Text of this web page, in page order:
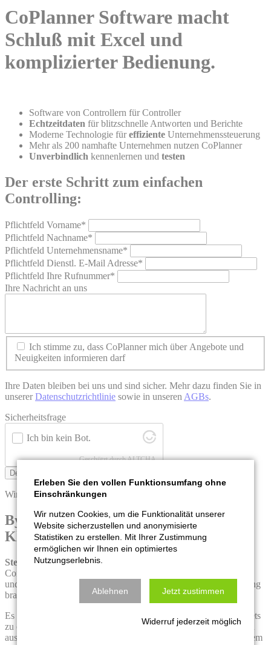
CoPlanner Software macht
Schluß mit Excel und
komplizierter Bedienung.
Software von Controllern für Controller
Echtzeitdaten für blitzschnelle Antworten und Berichte
Moderne Technologie füreffiziente Unternehmenssteuerung
Mehr als 200 namhafte Unternehmen nutzen CoPlanner
Unverbindlich kennenlernen und testen
Der erste Schritt zum einfachen
Controlling:
Pflichtfeld Vorname*
Pflichtfeld Nachname*
Pflichtfeld Unternehmensname*
Pflichtfeld Dienstl. E-Mail Adresse*
Pflichtfeld Ihre Rufnummer*
Ihre Nachricht an uns
Ich stimme zu, dass CoPlanner mich über Angebote und
Neuigkeiten informieren darf
Ihre Daten bleiben bei uns und sind sicher. Mehr dazu finden Sie in
unsererDatenschutzrichtlinie sowie in unseren AGBs.
Sicherheitsfrage
Ich bin kein Bot.
Geschützt durchALTCHA
Demo anfordern
Wir rechnen mit Allem, nur nicht mit Zufall
Bye bye Komplexität, hallo Effizienz &
Klarheit
Stellen Sie sich bitte Folgendes vor:
Controlling-Prozesse
und Sie haben endlich die
, die Sie für Ihre Finanzplanung
brauchen.
Es ist Montagmorgen. Statt wie gewohnt stundenlang Excel-Sheets
zu öffnen, Zahlen manuell abzugleichen und auf Rückmeldungen
aus den Fachabteilungen zu warten, starten Sie Ihren Tag mit einem
Erleben Sie den vollen Funktionsumfang ohne
Einschränkungen
Wir nutzen Cookies, um die Funktionalität unserer
Website sicherzustellen und anonymisierte
Statistiken zu erstellen. Mit Ihrer Zustimmung
ermöglichen wir Ihnen ein optimiertes
Nutzungserlebnis.
Ablehnen Jetzt zustimmen
Widerruf jederzeit möglich